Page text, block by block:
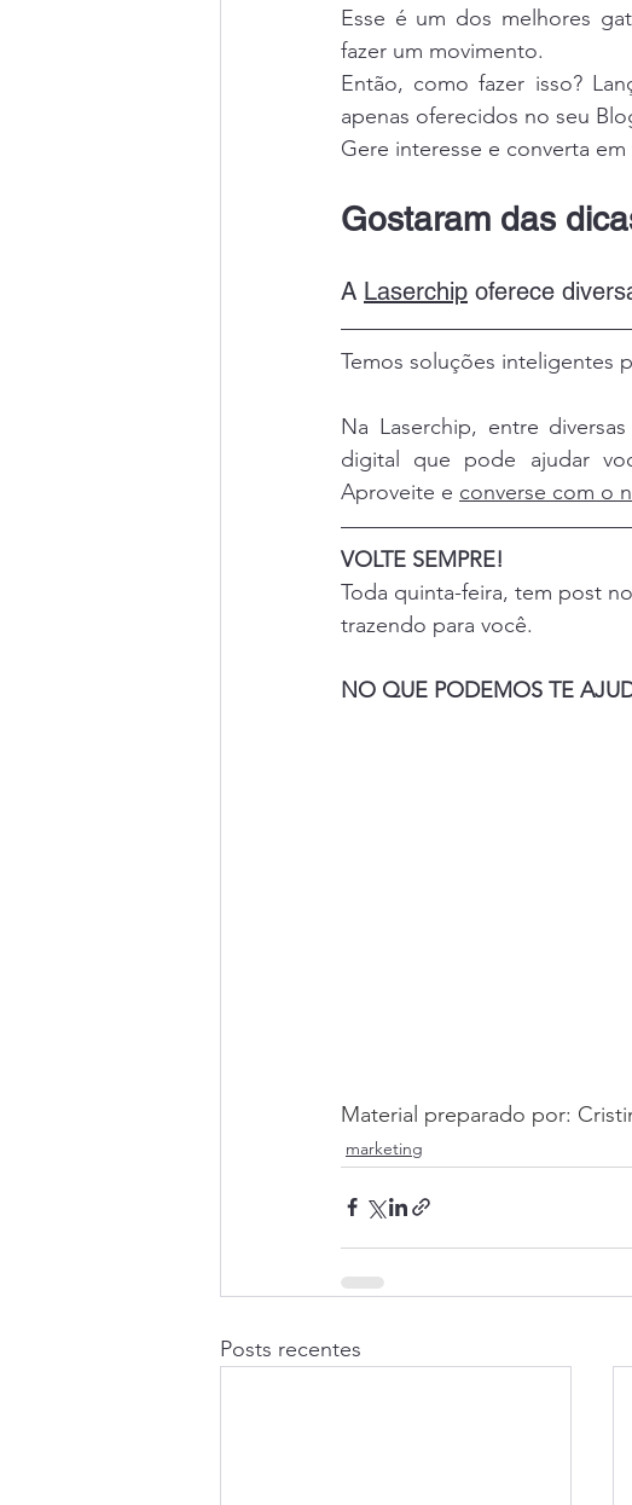
Esse é um dos melhores
fazer um movimento.
Então, como fazer isso?
apenas oferecidos no seu
Gere interesse e converta em
Gostaram das
A Laserchip oferece
Temos soluções inteligentes
Na Laserchip, entre
digital que pode ajudar
Aproveite e converse com o
VOLTE SEMPRE!
Toda quinta-feira, tem post
trazendo para você.
NO QUE PODEMOS TE
Material preparado por:
marketing
Posts recentes